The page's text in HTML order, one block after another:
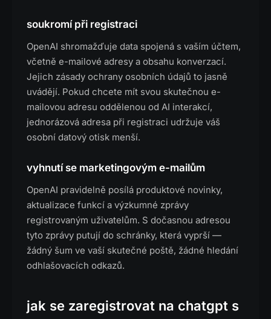
soukromí při registraci
OpenAI shromažďuje data spojená s vaším účtem,
včetně e-mailové adresy a obsahu konverzací.
Jejich zásady ochrany osobních údajů to jasně
uvádějí. Pokud chcete mít svou skutečnou e-
mailovou adresu oddělenou od AI interakcí,
jednorázová adresa při registraci udržuje váš
osobní datový otisk menší.
vyhnutí se marketingovým e-mailům
OpenAI pravidelně posílá produktové novinky,
aktualizace funkcí a výzkumné zprávy
registrovaným uživatelům. S dočasnou adresou
tyto zprávy putují do schránky, která vyprší —
žádný šum ve vaší skutečné poště, žádné hledání
odhlašovacích odkazů.
jak se zaregistrovat na chatgpt s